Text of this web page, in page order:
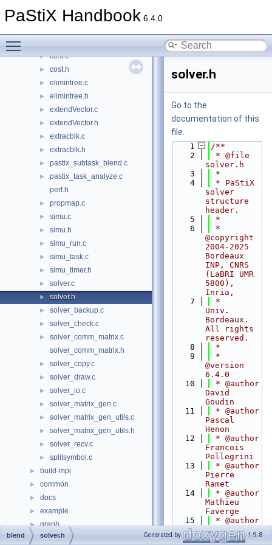
PaStiX Handbook 6.4.0
► cand.c
► cost.c
► cost.h
► elimintree.c
► elimintree.h
► extendVector.c
► extendVector.h
► extracblk.c
► extracblk.h
► pastix_subtask_blend.c
►
pastix_task_analyze.c
perf.h
► propmap.c
► simu.c
► simu.h
► simu_run.c
► simu_task.c
► simu_timer.h
► solver.c
► solver.h
► solver_backup.c
► solver_check.c
►
solver_comm_matrix.c
solver_comm_matrix.h
► solver_copy.c
► solver_draw.c
► solver_io.c
► solver_matrix_gen.c
► solver_matrix_gen_utils.c
► solver_matrix_gen_utils.h
► solver_recv.c
► splitsymbol.c
► build-mpi
► common
► docs
► example
► graph
► include
solver.h
Go to the
documentation of this
file.
    1
/**
    2
* @file
solver.h
    3
*
    4
* PaStiX
solver
structure
header.
    5
*
    6
*
@copyright
2004-2025
Bordeaux
INP, CNRS
(LaBRI UMR
5800),
Inria,
    7
*
Univ.
Bordeaux.
All rights
reserved.
    8
*
    9
*
@version
6.4.0
   10
* @author
David
Goudin
   11
* @author
Pascal
Henon
   12
* @author
Francois
Pellegrini
   13
* @author
Pierre
Ramet
   14
* @author
Mathieu
Faverge
   15
* @author
Xavier
Lacoste
blend solver.h Generated by 1.9.8